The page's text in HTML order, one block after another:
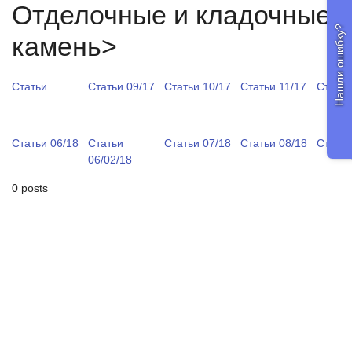
Отделочные и кладочные
камень>
Статьи Статьи 09/17 Статьи 10/17 Статьи 11/17
Статьи 06/18
Статьи
06/02/18
Статьи 07/18 Статьи 08/18
0 posts
Нашли ошибку?